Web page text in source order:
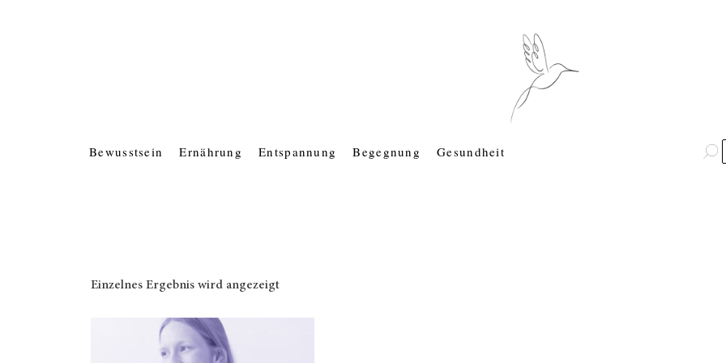
Bewusstsein Ernährung Entspannung Begegnung Gesundheit
Einzelnes Ergebnis wird angezeigt